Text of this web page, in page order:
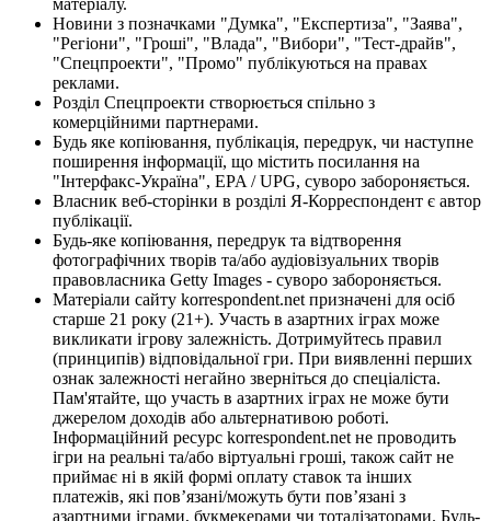
Новини з позначками "Думка", "Експертиза", "Заява",
"Регіони", "Гроші", "Влада", "Вибори", "Тест-драйв",
"Спецпроекти", "Промо" публікуються на правах
реклами.
Розділ Спецпроекти створюється спільно з
комерційними партнерами.
Будь яке копіювання, публікація, передрук, чи наступне
поширення інформації, що містить посилання на
"Інтерфакс-Україна", EPA / UPG, суворо забороняється.
Власник веб-сторінки в розділі Я-Корреспондент є автор
публікації.
Будь-яке копіювання, передрук та відтворення
фотографічних творів та/або аудіовізуальних творів
правовласника Getty Images - суворо забороняється.
Матеріали сайту korrespondent.net призначені для осіб
старше 21 року (21+). Участь в азартних іграх може
викликати ігрову залежність. Дотримуйтесь правил
(принципів) відповідальної гри. При виявленні перших
ознак залежності негайно зверніться до спеціаліста.
Пам'ятайте, що участь в азартних іграх не може бути
джерелом доходів або альтернативою роботі.
Інформаційний ресурс korrespondent.net не проводить
ігри на реальні та/або віртуальні гроші, також сайт не
приймає ні в якій формі оплату ставок та інших
платежів, які пов’язані/можуть бути пов’язані з
азартними іграми, букмекерами чи тоталізаторами. Будь-